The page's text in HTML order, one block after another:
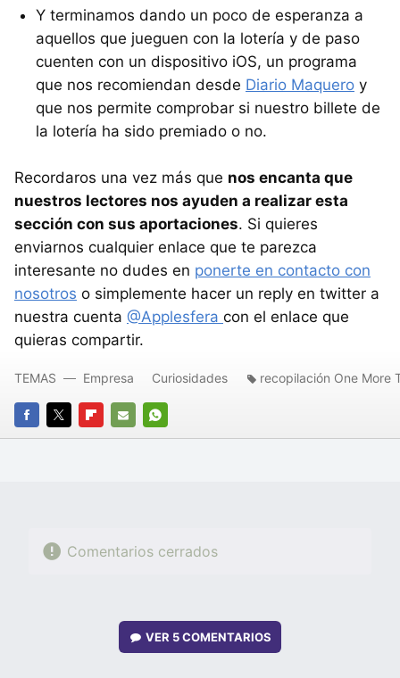
Y terminamos dando un poco de esperanza a
aquellos que jueguen con la lotería y de paso
cuenten con un dispositivo iOS, un programa
que nos recomiendan desde Diario Maquero y
que nos permite comprobar si nuestro billete de
la lotería ha sido premiado o no.
Recordaros una vez más que nos encanta que
nuestros lectores nos ayuden a realizar esta
sección con sus aportaciones. Si quieres
enviarnos cualquier enlace que te parezca
interesante no dudes en ponerte en contacto con
nosotros o simplemente hacer un reply en twitter a
nuestra cuenta @Applesfera con el enlace que
quieras compartir.
FACEBOOK
TWITTERFLIPBOARD
E-
WHATSAPP
TEMAS Empresa Curiosidades recopilación One More
Comentarios cerrados
VER 5 COMENTARIOS